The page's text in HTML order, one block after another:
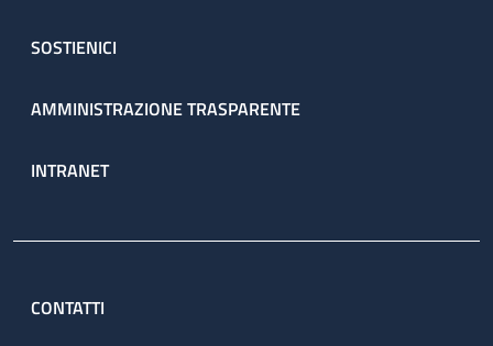
SOSTIENICI
AMMINISTRAZIONE TRASPARENTE
INTRANET
CONTATTI